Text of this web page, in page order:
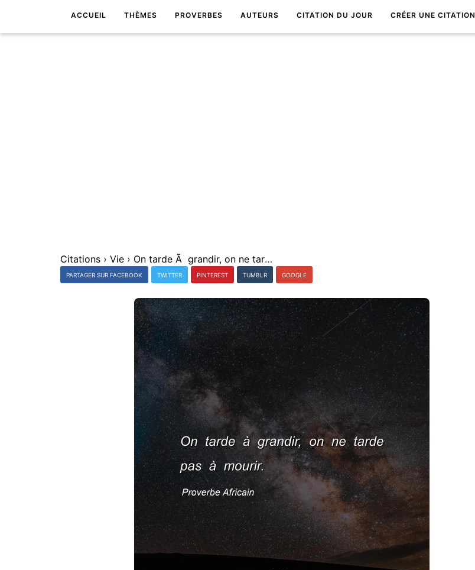
ACCUEIL THÈMES PROVERBES AUTEURS CITATION DU JOUR CRÉER UNE CITATION
Citations › Vie › On tarde Ã grandir, on ne tarde pas Ã mourir.
PARTAGER SUR FACEBOOK TWITTER PINTEREST TUMBLR GOOGLE